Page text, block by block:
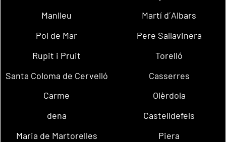
Manlleu
Martí d´Albars
Pol de Mar
Pere Sallavinera
Rupit i Pruit
Torelló
Santa Coloma de Cervelló
Casserres
Carme
Olèrdola
dena
Castelldefels
Maria de Martorelles
Piera